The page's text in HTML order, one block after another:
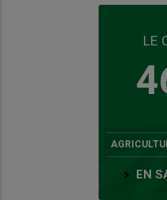
LE
EN